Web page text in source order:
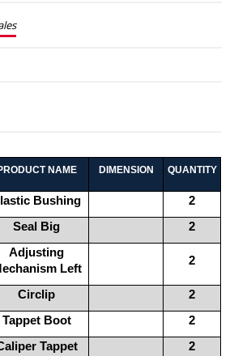
NAME DIMENSION QUANTITY
Bushing
2
Seal Big 2
Adjusting
Left
2
Circlip
2
Tappet Boot
2
Tappet 2